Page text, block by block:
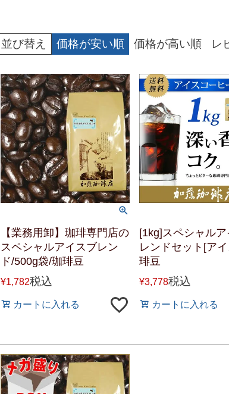
並び替え 価格が安い順 価格が高い順 レ
【業務用卸】珈琲専門店の
スペシャルアイスブレン
ド/500g袋/珈琲豆
¥1,782税込
カートに入れる
[1kg]スペシャル
レンドセット[ア
琲豆
¥3,778税込
カートに入れる